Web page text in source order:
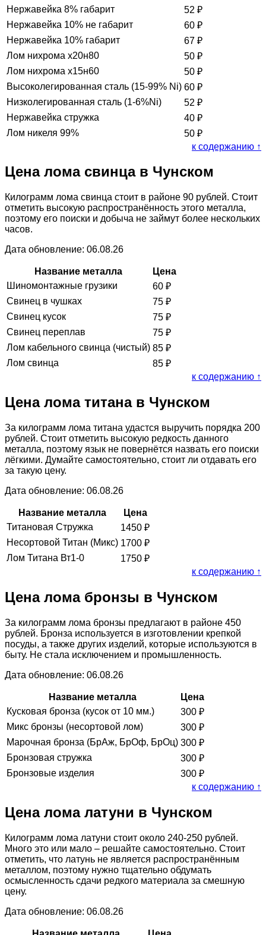
Нержавейка 8% габарит
52 ₽
Нержавейка 10% не габарит
60 ₽
Нержавейка 10% габарит
67 ₽
Лом нихрома х20н80
50 ₽
Лом нихрома х15н60
50 ₽
Высоколегированная сталь (15-99% Ni) 60 ₽
Низколегированная сталь (1-6%Ni)
52 ₽
Нержавейка стружка
40 ₽
Лом никеля 99%
50 ₽
к содержанию ↑
Цена лома свинца в Чунском
Килограмм лома свинца стоит в районе 90 рублей. Стоит
отметить высокую распространённость этого металла,
поэтому его поиски и добыча не займут более нескольких
часов.
Дата обновление: 06.08.26
Название металла
Цена
Шиномонтажные грузики
60 ₽
Свинец в чушках
75 ₽
Свинец кусок
75 ₽
Свинец переплав
75 ₽
Лом кабельного свинца (чистый) 85 ₽
Лом свинца
85 ₽
к содержанию ↑
Цена лома титана в Чунском
За килограмм лома титана удастся выручить порядка 200
рублей. Стоит отметить высокую редкость данного
металла, поэтому язык не повернётся назвать его поиски
лёгкими. Думайте самостоятельно, стоит ли отдавать его
за такую цену.
Дата обновление: 06.08.26
Название металла
Цена
Титановая Стружка
1450 ₽
Несортовой Титан (Микс) 1700 ₽
Лом Титана Вт1-0
1750 ₽
к содержанию ↑
Цена лома бронзы в Чунском
За килограмм лома бронзы предлагают в районе 450
рублей. Бронза используется в изготовлении крепкой
посуды, а также других изделий, которые используются в
быту. Не стала исключением и промышленность.
Дата обновление: 06.08.26
Название металла
Цена
Кусковая бронза (кусок от 10 мм.)
300 ₽
Микс бронзы (несортовой лом)
300 ₽
Марочная бронза (БрАж, БрОф, БрОц) 300 ₽
Бронзовая стружка
300 ₽
Бронзовые изделия
300 ₽
к содержанию ↑
Цена лома латуни в Чунском
Килограмм лома латуни стоит около 240-250 рублей.
Много это или мало – решайте самостоятельно. Стоит
отметить, что латунь не является распространённым
металлом, поэтому нужно тщательно обдумать
осмысленность сдачи редкого материала за смешную
цену.
Дата обновление: 06.08.26